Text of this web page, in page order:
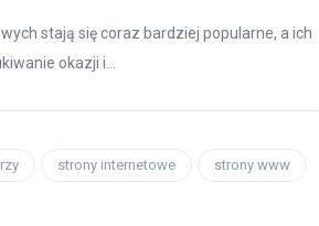
stają się coraz bardziej popularne, a ich
okazji i...
strony internetowe strony www